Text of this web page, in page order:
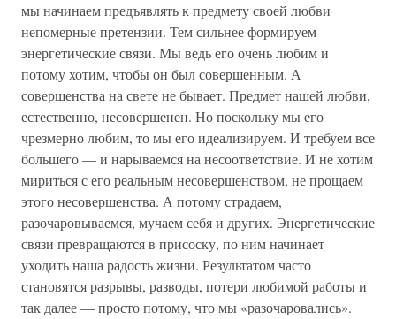
мы начинаем предъявлять к предмету своей любви
непомерные претензии. Тем сильнее формируем
энергетические связи. Мы ведь его очень любим и
потому хотим, чтобы он был совершенным. А
совершенства на свете не бывает. Предмет нашей любви,
естественно, несовершенен. Но поскольку мы его
чрезмерно любим, то мы его идеализируем. И требуем все
большего — и нарываемся на несоответствие. И не хотим
мириться с его реальным несовершенством, не прощаем
этого несовершенства. А потому страдаем,
разочаровываемся, мучаем себя и других. Энергетические
связи превращаются в присоску, по ним начинает
уходить наша радость жизни. Результатом часто
становятся разрывы, разводы, потери любимой работы и
так далее — просто потому, что мы «разочаровались».